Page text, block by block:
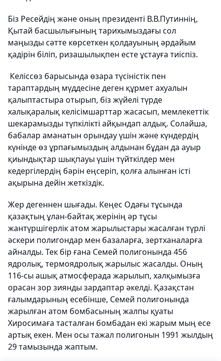
Біз Ресейдің және оның президенті В.В.Путиннің,
Қытай басшылығының тарихымыздағы сол
маңызды сәтте көрсеткен қолдауының әрдайым
қадірін біліп, ризашылықпен есте ұстауға тиіспіз.
Келіссөз барысында өзара түсіністік пен
тараптардың мүддесіне деген құрмет ахуалын
қалыптастыра отырып, біз жүйелі түрде
халықаралық келісімшарттар жасасып, мемлекеттік
шекарамызды түпкілікті айқындап алдық. Солайша,
бабалар аманатын орындау үшін және күндердің
күнінде өз ұрпағымыздың алдынан бұдан да ауыр
қиындықтар шықпауы үшін түйткілдер мен
кедергілердің бәрін еңсеріп, қолға алынған істі
ақырына дейін жеткіздік.
Жер дегеннен шығады. Кеңес Одағы тұсында
қазақтың ұлан-байтақ жерінің әр тұсы
жантүршігерлік атом жарылыстары жасалған түрлі
әскери полигондар мен базаларға, зертханаларға
айналды. Тек бір ғана Семей полигонында 456
ядролық, термоядролық жарылыс жасалды. Оның
116-сы ашық атмосферада жарылып, халқымызға
орасан зор зиянды зардаптар әкелді. Қазақстан
ғалымдарының есебінше, Семей полигонында
жарылған атом бомбасының жалпы қуаты
Хиросимаға тасталған бомбадан екі жарым мың есе
артық екен. Мен осы тажал полигонын 1991 жылдың
29 тамызында жаптым.